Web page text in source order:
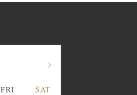
FRI SAT